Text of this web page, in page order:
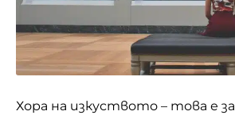
Хора на изкуството – това е за